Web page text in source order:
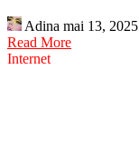
Adina mai 13, 2025
Read More
Internet